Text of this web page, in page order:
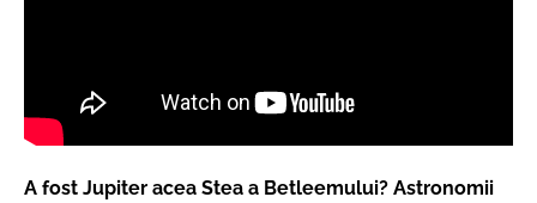
A fost Jupiter acea Stea a Betleemului? Astronomii